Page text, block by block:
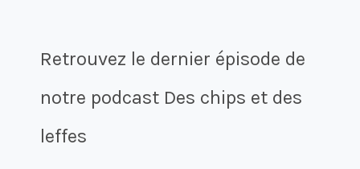
Retrouvez le dernier épisode de
notre podcast Des chips et des
leffes